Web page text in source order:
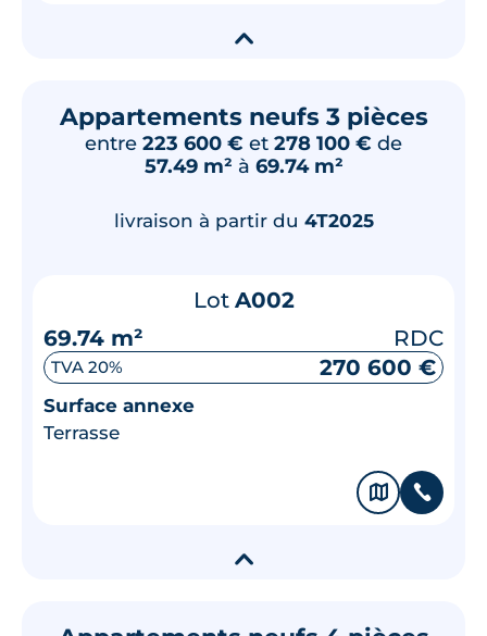
▾
Appartements neufs 3 pièces
entre 223 600 € et 278 100 € de
57.49 m² à 69.74 m²
livraison à partir du 4T2025
Lot A002
69.74 m²
RDC
TVA 20% 270 600 €
Surface annexe
Terrasse
🗞 📞
▾